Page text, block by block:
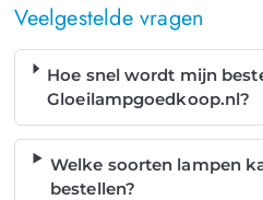
Veelgestelde vragen
Hoe snel wordt mijn
Gloeilampgoedkoop.nl?
Welke soorten lampen
bestellen?